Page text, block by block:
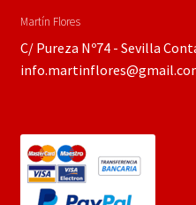
Martín Flores
C/ Pureza Nº74 - Sevilla